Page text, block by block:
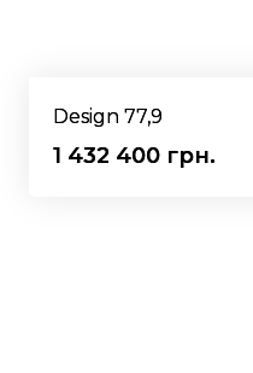
Design 77,9
1 432 400 грн.